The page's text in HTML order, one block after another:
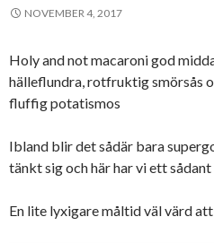
NOVEMBER 4, 2017
Holy and not macaroni god
hälleflundra, rotfruktig smörsås
fluffig potatismos
Ibland blir det sådär bara
tänkt sig och här har vi ett
En lite lyxigare måltid väl värd